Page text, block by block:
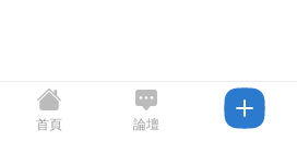
首頁 論壇